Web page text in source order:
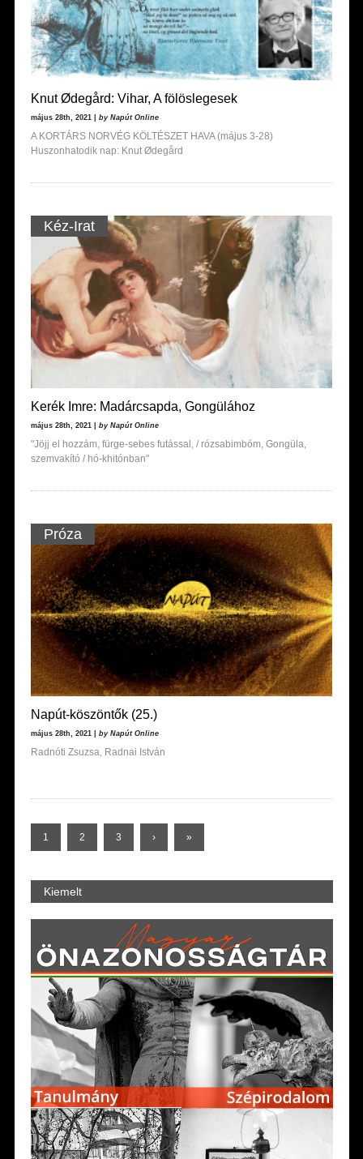
Knut Ødegård: Vihar, A fölöslegesek
május 28th, 2021 | by Napút Online
A KORTÁRS NORVÉG KÖLTÉSZET HAVA (május 3-28)
Huszonhatodik nap: Knut Ødegård
Kéz-Irat
Kerék Imre: Madárcsapda, Gongülához
május 28th, 2021 | by Napút Online
"Jöjj el hozzám, fürge-sebes futással, / rózsabimbóm, Gongüla,
szemvakító / hó-khitónban"
Próza
Napút-köszöntők (25.)
május 28th, 2021 | by Napút Online
Radnóti Zsuzsa, Radnai István
1 2 3 › »
Kiemelt